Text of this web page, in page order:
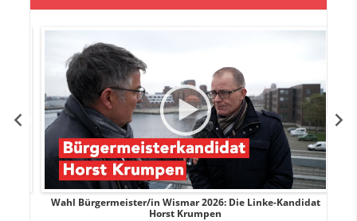
Wahl Bürgermeister/in Wismar 2026: Die Linke-Kandidat
Horst Krumpen